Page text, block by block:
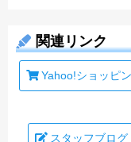
関連リンク
Yahoo!ショッピ
スタッフブログ